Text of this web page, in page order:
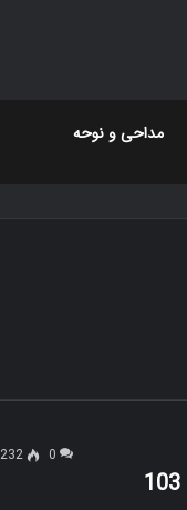
مداحی و نوحه
0
232